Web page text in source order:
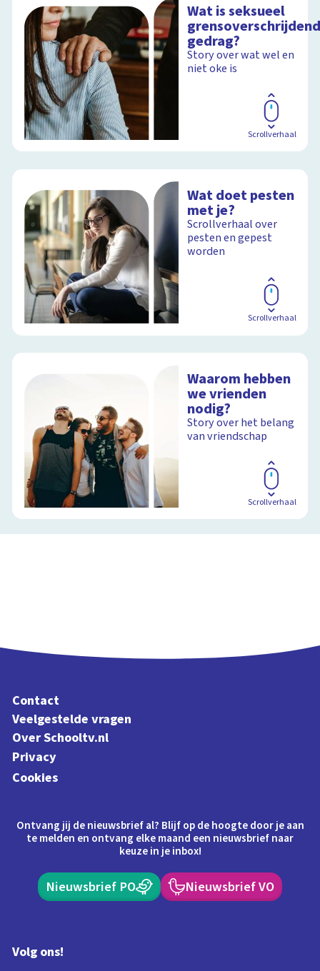
Wat is seksueel
gedrag?
Story over wat wel en
niet oke is
Scrollverhaal
Wat doet pesten
met je?
Scrollverhaal over
pesten en gepest
worden
Scrollverhaal
Waarom hebben
we vrienden
nodig?
Story over het belang
van vriendschap
Scrollverhaal
Contact
Veelgestelde vragen
Over Schooltv.nl
Privacy
Cookies
Ontvang jij de nieuwsbrief al? Blijf op de hoogte door je aan
te melden en ontvang elke maand een nieuwsbrief naar
keuze in je inbox!
Nieuwsbrief PO Nieuwsbrief VO
Volg ons!